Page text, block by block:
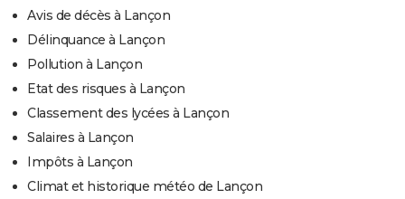
Avis de décès à Lançon
Délinquance à Lançon
Pollution à Lançon
Etat des risques à Lançon
Classement des lycées à Lançon
Salaires à Lançon
Impôts à Lançon
Climat et historique météo de Lançon